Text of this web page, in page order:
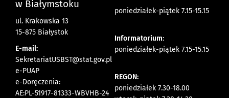
w Białymstoku
ul. Krakowska 13
15-875 Białystok
E-mail:
SekretariatUSBST@stat.gov.pl
e-PUAP
e-Doręczenia:
AE:PL-51917-81333-WBVHB-24
poniedziałek-piątek 7.15-15.15
Informatorium:
poniedziałek-piątek 7.15-15.15
REGON:
poniedziałek 7.30-18.00